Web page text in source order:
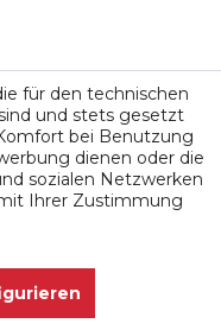
für den technischen
und stets gesetzt
bei Benutzung
dienen oder die
sozialen Netzwerken
Ihrer Zustimmung
ⓘ